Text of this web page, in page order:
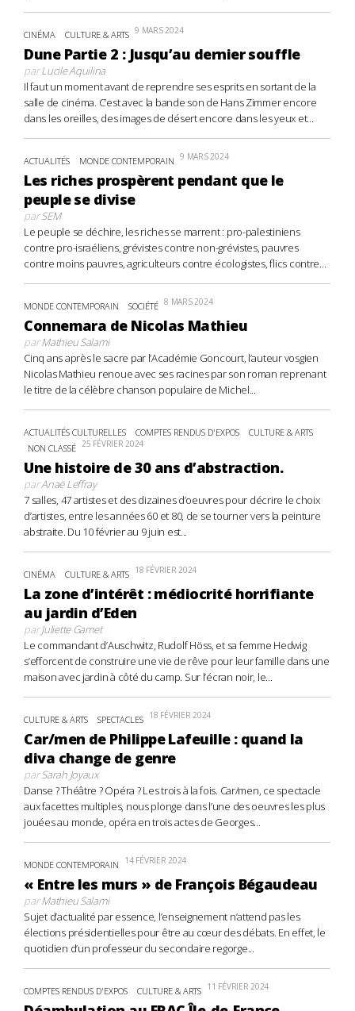
CINÉMA CULTURE & ARTS 9 MARS 2024
Dune Partie 2 : Jusqu’au dernier souffle
parLucile Aquilina
Il faut un moment avant de reprendre ses esprits en sortant de la
salle de cinéma. C’est avec la bande son de Hans Zimmer encore
dans les oreilles, des images de désert encore dans les yeux et...
ACTUALITÉS MONDE CONTEMPORAIN 9 MARS 2024
Les riches prospèrent pendant que le
peuple se divise
parSEM
Le peuple se déchire, les riches se marrent : pro-palestiniens
contre pro-israéliens, grévistes contre non-grévistes, pauvres
contre moins pauvres, agriculteurs contre écologistes, flics contre...
MONDE CONTEMPORAIN SOCIÉTÉ 8 MARS 2024
Connemara de Nicolas Mathieu
parMathieu Salami
Cinq ans après le sacre par l’Académie Goncourt, l’auteur vosgien
Nicolas Mathieu renoue avec ses racines par son roman reprenant
le titre de la célèbre chanson populaire de Michel...
ACTUALITÉS CULTURELLES COMPTES RENDUS D'EXPOS
CULTURE & ARTS
NON CLASSÉ 25 FÉVRIER 2024
Une histoire de 30 ans d’abstraction.
parAnaë Leffray
7 salles, 47 artistes et des dizaines d’oeuvres pour décrire le choix
d’artistes, entre les années 60 et 80, de se tourner vers la peinture
abstraite. Du 10 février au 9 juin est...
CINÉMA CULTURE & ARTS 18 FÉVRIER 2024
La zone d’intérêt : médiocrité horrifiante
au jardin d’Eden
parJuliette Gamet
Le commandant d’Auschwitz, Rudolf Höss, et sa femme Hedwig
s’efforcent de construire une vie de rêve pour leur famille dans une
maison avec jardin à côté du camp. Sur l’écran noir, le...
CULTURE & ARTS SPECTACLES 18 FÉVRIER 2024
Car/men de Philippe Lafeuille : quand la
diva change de genre
parSarah Joyaux
Danse ? Théâtre ? Opéra ? Les trois à la fois. Car/men, ce spectacle
aux facettes multiples, nous plonge dans l’une des oeuvres les plus
jouées au monde, opéra en trois actes de Georges...
MONDE CONTEMPORAIN 14 FÉVRIER 2024
« Entre les murs » de François Bégaudeau
parMathieu Salami
Sujet d’actualité par essence, l’enseignement n’attend pas les
élections présidentielles pour être au cœur des débats. En effet, le
quotidien d’un professeur du secondaire regorge...
COMPTES RENDUS D'EXPOS CULTURE & ARTS 11 FÉVRIER 2024